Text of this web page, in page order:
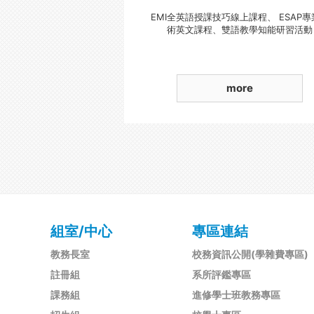
EMI全英語授課技巧線上課程、 ESAP專
術英文課程、雙語教學知能研習活動
more
組室/中心
教務長室
註冊組
課務組
專區連結
校務資訊公開(學雜費專區)
系所評鑑專區
進修學士班教務專區